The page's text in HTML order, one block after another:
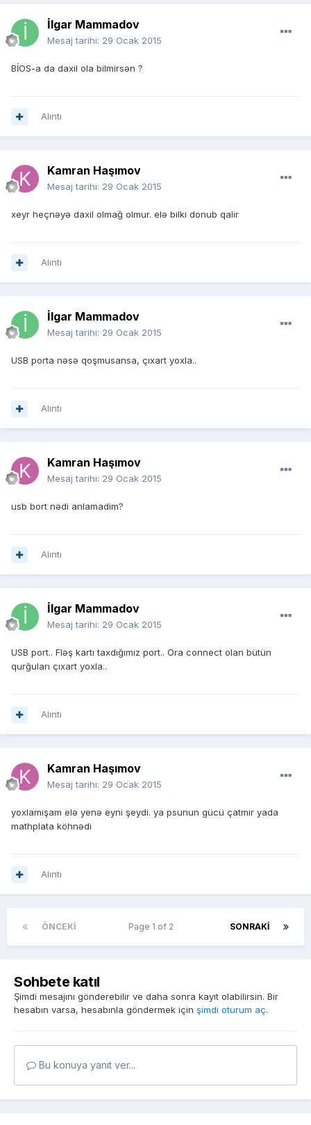
İlgar Mammadov
Mesaj tarihi: 29 Ocak 2015
BİOS-a da daxil ola bilmirsən ?
Alıntı
Kamran Haşımov
Mesaj tarihi: 29 Ocak 2015
xeyr heçnəyə daxil olmağ olmur. elə bilki donub qalir
Alıntı
İlgar Mammadov
Mesaj tarihi: 29 Ocak 2015
USB porta nəsə qoşmusansa, çıxart yoxla..
Alıntı
Kamran Haşımov
Mesaj tarihi: 29 Ocak 2015
usb bort nədi anlamadim?
Alıntı
İlgar Mammadov
Mesaj tarihi: 29 Ocak 2015
USB port.. Fləş kartı taxdığımız port.. Ora connect olan bütün
qurğuları çıxart yoxla..
Alıntı
Kamran Haşımov
Mesaj tarihi: 29 Ocak 2015
yoxlamişam elə yenə eyni şeydi. ya psunun gücü çatmir yada
mathplata köhnədi
Alıntı
ÖNCEKI SONRAKI
Page 1 of 2
Sohbete katıl
Şimdi mesajını gönderebilir ve daha sonra kayıt olabilirsin. Bir
hesabın varsa, hesabınla göndermek için şimdi oturum aç.
Bu konuya yanıt ver...